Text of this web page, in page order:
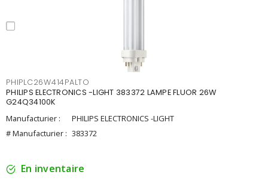
PHIPLC26W414PALTO
PHILIPS ELECTRONICS -LIGHT 383372 LAMPE FLUOR 26W
G24Q34100K
Manufacturier :
PHILIPS ELECTRONICS -LIGHT
# Manufacturier : 383372
En inventaire